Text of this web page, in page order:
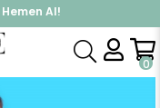
Al!
Üye Ol!
0
Erkek Çocuk Eşofman Takımı Kapüşonlu Urban Baskılı Mavi (6-9 Yaş)